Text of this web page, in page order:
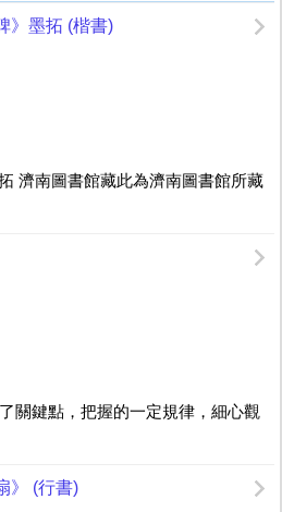
》墨拓 (楷書)
濟南圖書館藏此為濟南圖書館所藏
關鍵點，把握的一定規律，細心觀
》 (行書)